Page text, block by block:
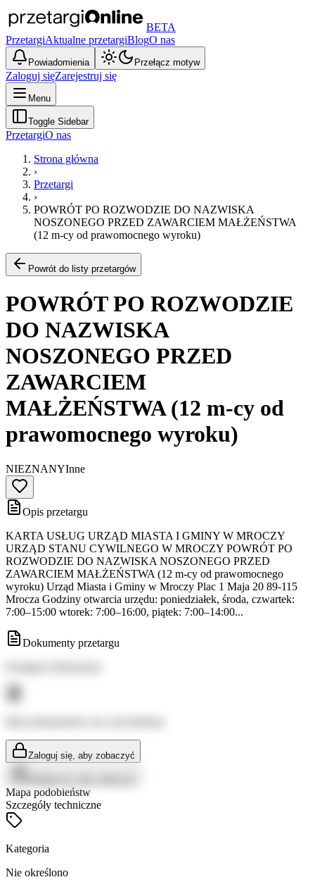
BETA
PrzetargiAktualne przetargiBlogO nas
Powiadomienia Przełącz motyw
Zaloguj sięZarejestruj się
Menu
Toggle Sidebar
PrzetargiO nas
Strona główna
›
Przetargi
›
POWRÓT PO ROZWODZIE DO NAZWISKA
NOSZONEGO PRZED ZAWARCIEM MAŁŻEŃSTWA
(12 m-cy od prawomocnego wyroku)
Powrót do listy przetargów
POWRÓT PO ROZWODZIE
DO NAZWISKA
NOSZONEGO PRZED
ZAWARCIEM
MAŁŻEŃSTWA (12 m-cy od
prawomocnego wyroku)
NIEZNANYInne
Opis przetargu
KARTA USŁUG URZĄD MIASTA I GMINY W MROCZY
URZĄD STANU CYWILNEGO W MROCZY POWRÓT PO
ROZWODZIE DO NAZWISKA NOSZONEGO PRZED
ZAWARCIEM MAŁŻEŃSTWA (12 m-cy od prawomocnego
wyroku) Urząd Miasta i Gminy w Mroczy Plac 1 Maja 20 89-115
Mrocza Godziny otwarcia urzędu: poniedziałek, środa, czwartek:
7:00–15:00 wtorek: 7:00–16:00, piątek: 7:00–14:00...
Dokumenty przetargu
Zaloguj się, aby zobaczyć
Mapa podobieństw
Szczegóły techniczne
Kategoria
Nie określono